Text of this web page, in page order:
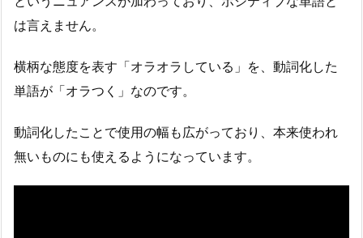
は言えません。
横柄な態度を表す「オラオラしている」を、動詞化した
単語が「オラつく」なのです。
動詞化したことで使用の幅も広がっており、本来使われ
無いものにも使えるようになっています。